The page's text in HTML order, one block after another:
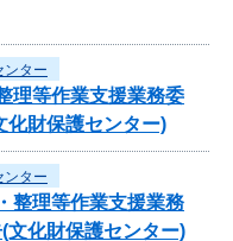
ンター
理等作業支援業務委
化財保護センター)
ンター
整理等作業支援業務
文化財保護センター)